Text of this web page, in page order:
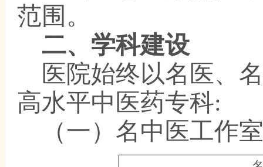
范围。
二、 学科建设
医院始终以名医、
高水平中医药专科:
（一）名中医工作